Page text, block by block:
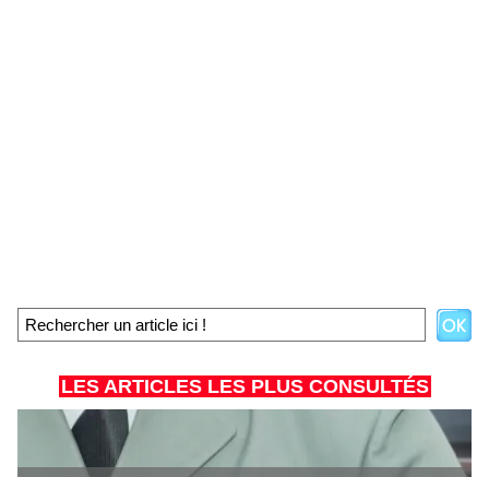
LES ARTICLES LES PLUS CONSULTÉS